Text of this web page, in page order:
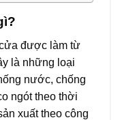
được làm từ
là những loại
nước, chống
ngót theo thời
xuất theo công